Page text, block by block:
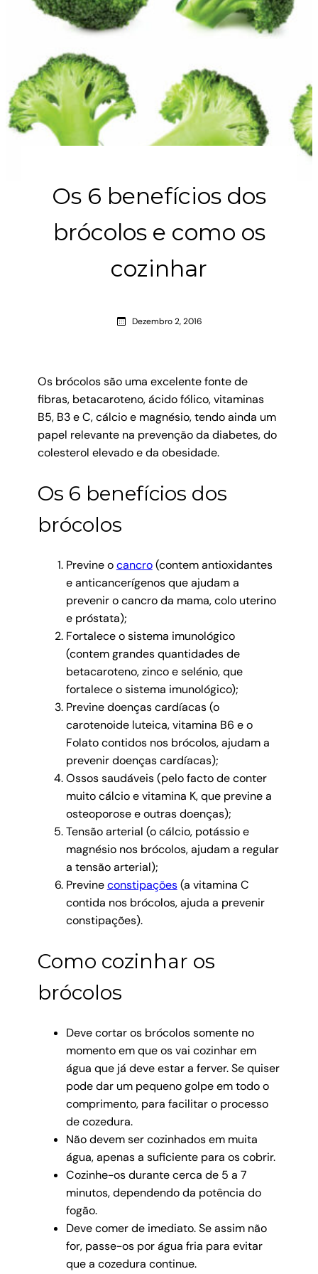
Os 6 benefícios dos
brócolos e como os
cozinhar
Dezembro 2, 2016
Os brócolos são uma excelente fonte de
fibras, betacaroteno, ácido fólico, vitaminas
B5, B3 e C, cálcio e magnésio, tendo ainda um
papel relevante na prevenção da diabetes, do
colesterol elevado e da obesidade.
Os 6 benefícios dos
brócolos
Previne ocancro(contem antioxidantes
e anticancerígenos que ajudam a
prevenir o cancro da mama, colo uterino
e próstata);
Fortalece o sistema imunológico
(contem grandes quantidades de
betacaroteno, zinco e selénio, que
fortalece o sistema imunológico);
Previne doenças cardíacas (o
carotenoide luteica, vitamina B6 e o
Folato contidos nos brócolos, ajudam a
prevenir doenças cardíacas);
Ossos saudáveis (pelo facto de conter
muito cálcio e vitamina K, que previne a
osteoporose e outras doenças);
Tensão arterial (o cálcio, potássio e
magnésio nos brócolos, ajudam a regular
a tensão arterial);
Previneconstipações(a vitamina C
contida nos brócolos, ajuda a prevenir
constipações).
Como cozinhar os
brócolos
Deve cortar os brócolos somente no
momento em que os vai cozinhar em
água que já deve estar a ferver. Se quiser
pode dar um pequeno golpe em todo o
comprimento, para facilitar o processo
de cozedura.
Não devem ser cozinhados em muita
água, apenas a suficiente para os cobrir.
Cozinhe-os durante cerca de 5 a 7
minutos, dependendo da potência do
fogão.
Deve comer de imediato. Se assim não
for, passe-os por água fria para evitar
que a cozedura continue.